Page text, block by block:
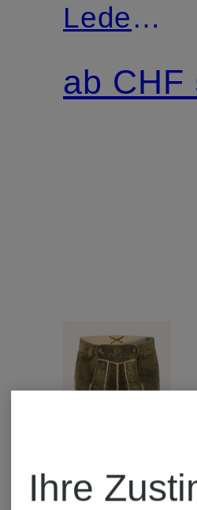
Lederhose
ab CHF
Ihre